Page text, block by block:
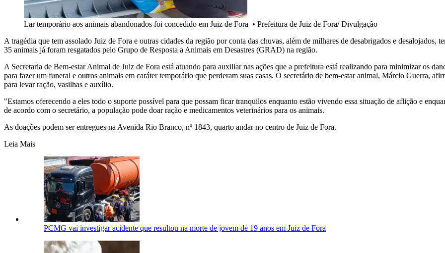
Lar temporário aos animais abandonados foi concedido em Juiz de Fora • Prefeitura de Juiz de Fora/ Divulgação
A tragédia que tem assolado Juiz de Fora e outras cidades da região por conta das chuvas, além de milhares de desabrigados e desalojados,
35 animais já foram resgatados pelo Grupo de Resposta a Animais em Desastres (GRAD) na região.
A Secretaria de Bem-estar Animal de Juiz de Fora está atuando para auxiliar nas ações que a prefeitura está realizando para minimizar os
para fazer um funeral e outros animais em caráter temporário que perderam suas casas. O secretário de bem-estar animal, Márcio Guerra,
para levar ração, vasilhas e auxílio.
"Estamos oferecendo a eles todo o suporte possível para que possam ficar tranquilos enquanto estão vivendo essa situação de aflição e
de acordo com o secretário, a população pode doar ração e medicamentos veterinários para os animais.
As doações podem ser entregues na Avenida Rio Branco, nº 1843, quarto andar no centro de Juiz de Fora.
Leia Mais
PCMG vai investigar acidente que resultou na morte de jovem de 19 anos em Juiz de Fora